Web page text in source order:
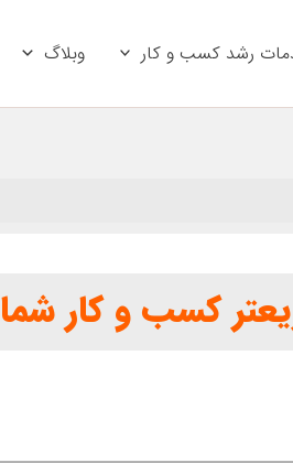
رشد کسب و کار وبلاگ
کسب و کار شما